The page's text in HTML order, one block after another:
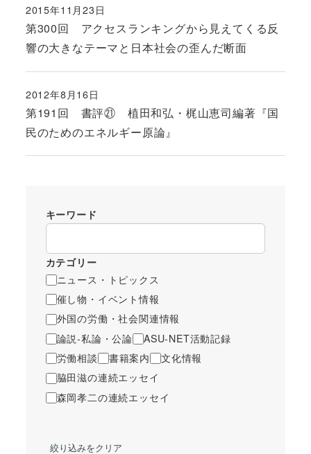
第300回 アクセスランキングから見えてくる反
響の大きなテーマと日本社会の歪んだ断面
投稿日
2015年11月23日
第191回 書評㉑ 植田和弘・梶山恵司編著『国
民のためのエネルギー原論』
投稿日
2012年8月16日
キーワード
カテゴリー
ニュース・トピックス
催し物・イベント情報
外国の労働・社会関連情報
論説-私論・公論
ASU-NET活動記録
労働相談
書籍案内
文化情報
脇田滋の連続エッセイ
森岡孝二の連続エッセイ
絞り込みをクリア